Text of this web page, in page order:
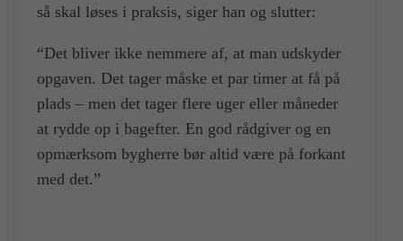
så skal løses i praksis, siger han og slutter:
“Det bliver ikke nemmere af, at man udskyder
opgaven. Det tager måske et par timer at få på
plads – men det tager flere uger eller måneder
at rydde op i bagefter. En god rådgiver og en
opmærksom bygherre bør altid være på forkant
med det.”